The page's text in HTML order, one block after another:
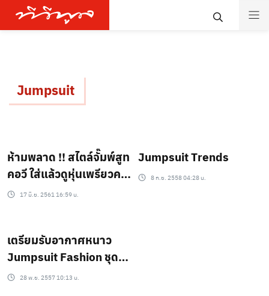
Jumpsuit
ห้ามพลาด !! สไตล์จั๊มพ์สูท
คอวี ใส่แล้วดูหุ่นเพรียวคอ
เรียวกว่าเดิม
17 มิ.ย. 2561 16:59 น.
Jumpsuit Trends
8 ก.ย. 2558 04:28 น.
เตรียมรับอากาศหนาว
Jumpsuit Fashion ชุด
เดียวเอาอยู่ !
28 พ.ย. 2557 10:13 น.